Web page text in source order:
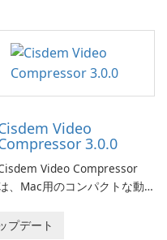
game is where it all
began! Junk Jack Retro,
formerly known as Junk Jack,
Video
3.0.0
Video Compressor
、Mac用のコンパクトな動
ージ、ターゲットファイル
プデート